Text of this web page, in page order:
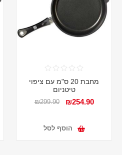
מחבת 20 ס"מ עם ציפוי
טיטניום
₪254.90
₪299.90
הוסף לסל